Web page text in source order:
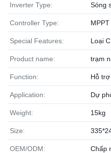
Inverter Type: Sóng
Controller Type: MPPT
Special Features: Loại
Product name: trạm
Function: Hỗ
Application: Dự
Weight: 15kg
Size:
OEM/ODM: Chấp